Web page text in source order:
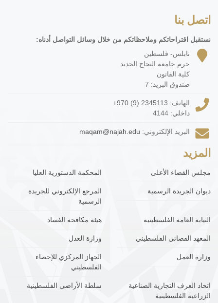
اتصل بنا
نستقبل اقتراحاتكم وملاحظاتكم من خلال وسائل التواصل أدناه:
نابلس- فلسطين
حرم جامعة النجاح الجديد
كلية القانون
صندوق البريد: 7
الهاتف: +970 (9) 2345113
داخلي: 4144
البريد الإلكتروني: maqam@najah.edu
المزيد
مجلس القضاء الأعلى المحكمة الدستورية العليا
ديوان الجريدة الرسمية
المرجع الإلكتروني للجريدة
الرسمية
النيابة العامة الفلسطينية هيئة مكافحة الفساد
المعهد القضائي الفلسطيني وزارة العدل
وزارة العمل
الجهاز المركزي للإحصاء
الفلسطيني
اتحاد الغرف التجارية الصناعية
الزراعية الفلسطينية
سلطة الأراضي الفلسطينية